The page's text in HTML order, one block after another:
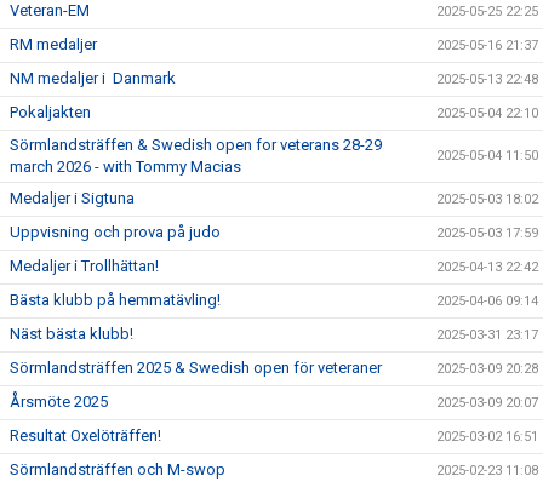
Veteran-EM 2025-05-25 22:25
RM medaljer 2025-05-16 21:37
NM medaljer i Danmark 2025-05-13 22:48
Pokaljakten 2025-05-04 22:10
Sörmlandsträffen & Swedish open for veterans 28-29
march 2026 - with Tommy Macias
2025-05-04 11:50
Medaljer i Sigtuna 2025-05-03 18:02
Uppvisning och prova på judo 2025-05-03 17:59
Medaljer i Trollhättan! 2025-04-13 22:42
Bästa klubb på hemmatävling! 2025-04-06 09:14
Näst bästa klubb! 2025-03-31 23:17
Sörmlandsträffen 2025 & Swedish open för veteraner 2025-03-09 20:28
Årsmöte 2025 2025-03-09 20:07
Resultat Oxelöträffen! 2025-03-02 16:51
Sörmlandsträffen och M-swop 2025-02-23 11:08